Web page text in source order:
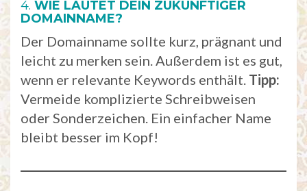
4. WIE LAUTET DEIN ZUKÜNFTIGER
DOMAINNAME?
Der Domainname sollte kurz, prägnant und
leicht zu merken sein. Außerdem ist es gut,
wenn er relevante Keywords enthält. Tipp:
Vermeide komplizierte Schreibweisen
oder Sonderzeichen. Ein einfacher Name
bleibt besser im Kopf!